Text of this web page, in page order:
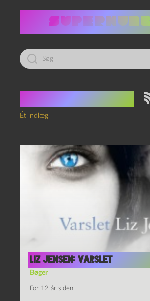
Led
efter:
Liz Jensen
Ét indlæg
Liz Jensen: Varslet
Bøger
For 12 år siden